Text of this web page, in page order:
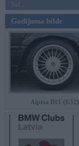
Vel...
Gadījuma bilde
Alpina B11 (E32)